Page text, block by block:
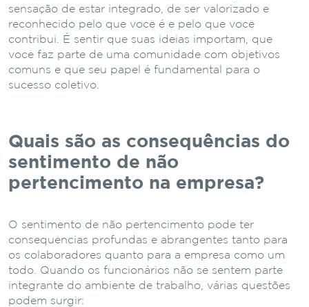
sensação de estar integrado, de ser valorizado e
reconhecido pelo que você é e pelo que você
contribui. É sentir que suas ideias importam, que
você faz parte de uma comunidade com objetivos
comuns e que seu papel é fundamental para o
sucesso coletivo.
Quais são as consequências do
sentimento de não
pertencimento na empresa?
O sentimento de não pertencimento pode ter
consequências profundas e abrangentes tanto para
os colaboradores quanto para a empresa como um
todo. Quando os funcionários não se sentem parte
integrante do ambiente de trabalho, várias questões
podem surgir: